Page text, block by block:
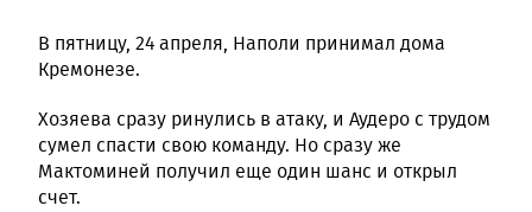
В пятницу, 24 апреля, Наполи принимал дома
Кремонезе.
Хозяева сразу ринулись в атаку, и Аудеро с трудом
сумел спасти свою команду. Но сразу же
Мактоминей получил еще один шанс и открыл
счет.